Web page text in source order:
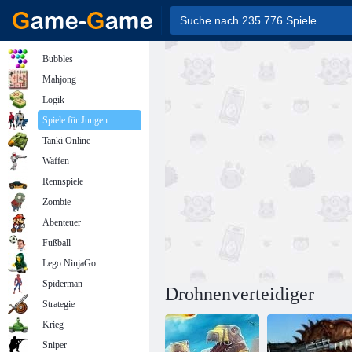
Drohnenverteidiger
Bubbles
Mahjong
Logik
Spiele für Jungen
Tanki Online
Waffen
Rennspiele
Zombie
Abenteuer
Fußball
Lego NinjaGo
Spiderman
Strategie
Krieg
Sniper